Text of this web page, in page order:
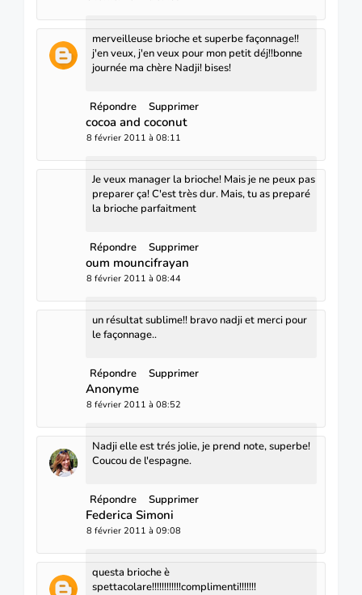
merveilleuse brioche et superbe façonnage!!
j'en veux, j'en veux pour mon petit déj!!bonne
journée ma chère Nadji! bises!
Répondre Supprimer
cocoa and coconut
8 février 2011 à 08:11
Je veux manager la brioche! Mais je ne peux pas
preparer ça! C'est très dur. Mais, tu as preparé
la brioche parfaitment
Répondre Supprimer
oum mouncifrayan
8 février 2011 à 08:44
un résultat sublime!! bravo nadji et merci pour
le façonnage..
Répondre Supprimer
Anonyme
8 février 2011 à 08:52
Nadji elle est trés jolie, je prend note, superbe!
Coucou de l'espagne.
Répondre Supprimer
Federica Simoni
8 février 2011 à 09:08
questa brioche è
spettacolare!!!!!!!!!!!!complimenti!!!!!!!